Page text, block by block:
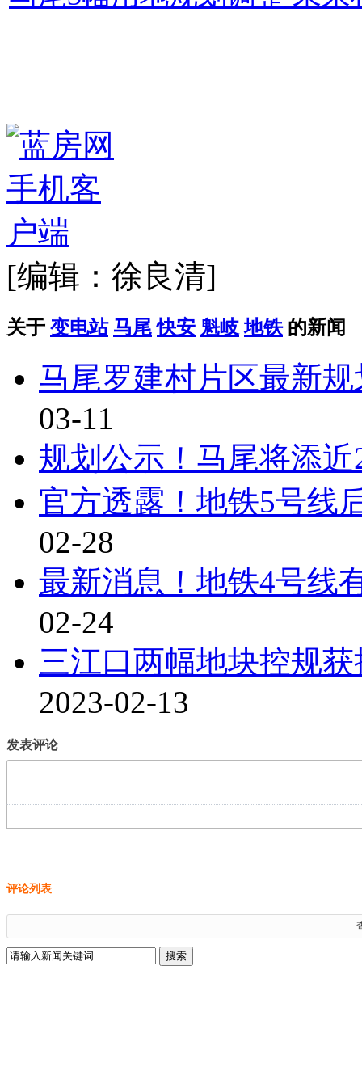
[编辑：徐良清]
关于 变电站 马尾 快安 魁岐 地铁 的新闻
马尾罗建村片区最新
03-11
规划公示！马尾将添
官方透露！地铁5号线
02-28
最新消息！地铁4号线
02-24
三江口两幅地块控规
2023-02-13
发表评论
评论列表